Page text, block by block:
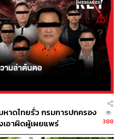
าดไทยรั่ว กรมการปกครอง
อาผิดผู้เผยแพร่
388